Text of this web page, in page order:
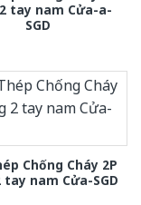
tay nam Cửa-a-
SGD
Chống Cháy 2P
tay nam Cửa-SGD